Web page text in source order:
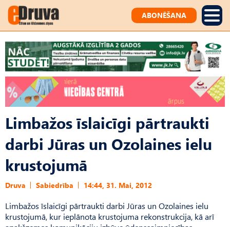
ABONĒŠANA
Limbažos īslaicīgi pārtraukti
darbi Jūras un Ozolaines ielu
krustojumā
Druva Sabiedrība 14:44, 31. Mai, 2012
Limbažos īslaicīgi pārtraukti darbi Jūras un Ozolaines ielu
krustojumā, kur ieplānota krustojuma rekonstrukcija, kā arī